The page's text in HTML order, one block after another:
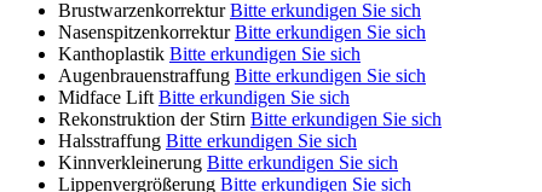
Brustwarzenkorrektur Bitte erkundigen Sie sich
Nasenspitzenkorrektur Bitte erkundigen Sie sich
Kanthoplastik Bitte erkundigen Sie sich
Augenbrauenstraffung Bitte erkundigen Sie sich
Midface Lift Bitte erkundigen Sie sich
Rekonstruktion der Stirn Bitte erkundigen Sie sich
Halsstraffung Bitte erkundigen Sie sich
Kinnverkleinerung Bitte erkundigen Sie sich
Lippenvergrößerung Bitte erkundigen Sie sich